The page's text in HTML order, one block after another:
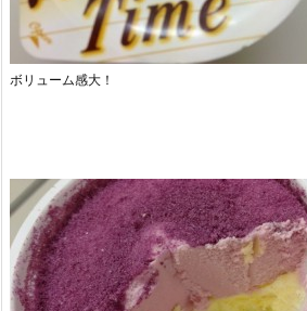
ボリューム感大！